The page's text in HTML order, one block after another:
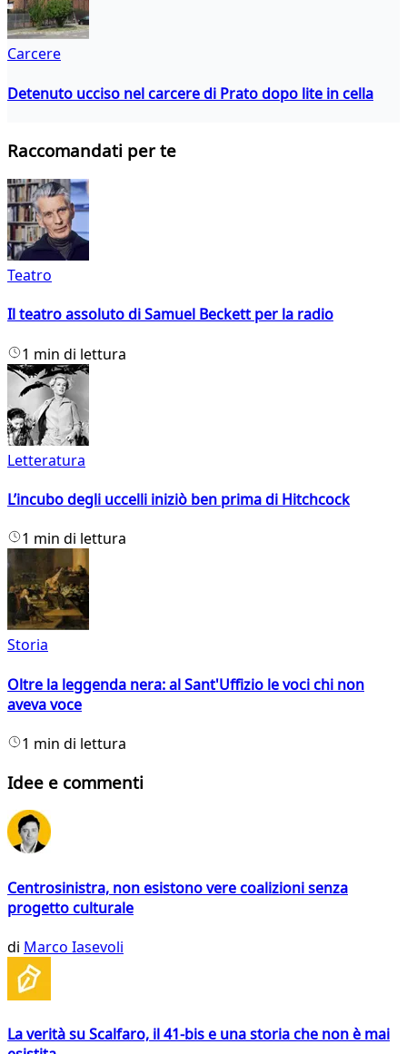
Carcere
Detenuto ucciso nel carcere di Prato dopo lite in cella
Raccomandati per te
Teatro
Il teatro assoluto di Samuel Beckett per la radio
1 min di lettura
Letteratura
L’incubo degli uccelli iniziò ben prima di Hitchcock
1 min di lettura
Storia
Oltre la leggenda nera: al Sant'Uffizio le voci chi non
aveva voce
1 min di lettura
Idee e commenti
Centrosinistra, non esistono vere coalizioni senza
progetto culturale
di Marco Iasevoli
La verità su Scalfaro, il 41-bis e una storia che non è mai